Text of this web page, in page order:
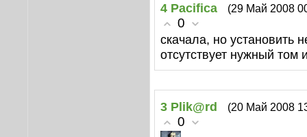
4 Pacifica (29 Май 2008
0
скачала, но установить
отсутствует нужный
3 Plik@rd (20 Май 2008
0